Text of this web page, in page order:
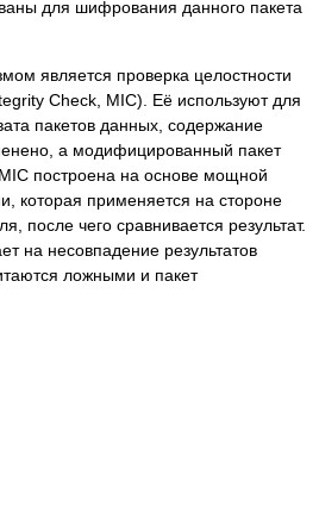
для шифрования данного пакета
является проверка целостности
Check, MIC). Её используют для
пакетов данных, содержание
а модифицированный пакет
построена на основе мощной
которая применяется на стороне
после чего сравнивается результат.
на несовпадение результатов
ложными и пакет